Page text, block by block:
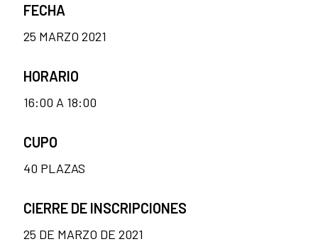
FECHA
25 MARZO 2021
HORARIO
16:00 A 18:00
CUPO
40 PLAZAS
CIERRE DE INSCRIPCIONES
25 DE MARZO DE 2021